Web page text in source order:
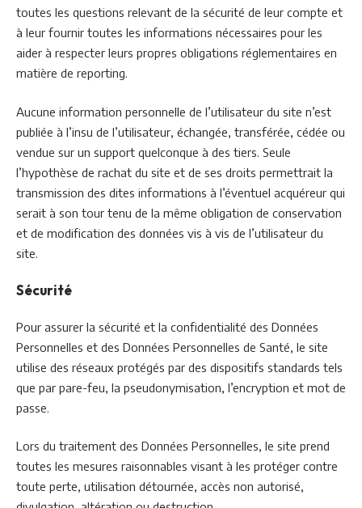
toutes les questions relevant de la sécurité de leur compte et
à leur fournir toutes les informations nécessaires pour les
aider à respecter leurs propres obligations réglementaires en
matière de reporting.
Aucune information personnelle de l’utilisateur du site n’est
publiée à l’insu de l’utilisateur, échangée, transférée, cédée ou
vendue sur un support quelconque à des tiers. Seule
l’hypothèse de rachat du site et de ses droits permettrait la
transmission des dites informations à l’éventuel acquéreur qui
serait à son tour tenu de la même obligation de conservation
et de modification des données vis à vis de l’utilisateur du
site.
Sécurité
Pour assurer la sécurité et la confidentialité des Données
Personnelles et des Données Personnelles de Santé, le site
utilise des réseaux protégés par des dispositifs standards tels
que par pare-feu, la pseudonymisation, l’encryption et mot de
passe.
Lors du traitement des Données Personnelles, le site prend
toutes les mesures raisonnables visant à les protéger contre
toute perte, utilisation détournée, accès non autorisé,